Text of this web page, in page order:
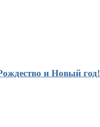
и Новый год!